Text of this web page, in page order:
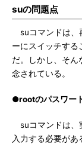
suの問題点
suコマンドは、
ーにスイッチする
だ。しかし、そん
念されている。
●rootのパスワー
suコマンドは、
入力する必要が